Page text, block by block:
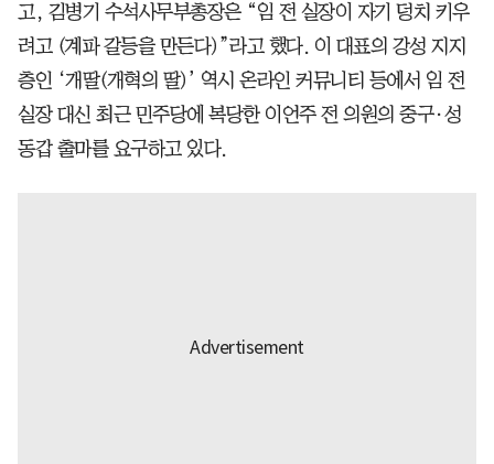
고, 김병기 수석사무부총장은 “임 전 실장이 자기 덩치 키우
려고 (계파 갈등을 만든다)”라고 했다. 이 대표의 강성 지지
층인 ‘개딸(개혁의 딸)’ 역시 온라인 커뮤니티 등에서 임 전
실장 대신 최근 민주당에 복당한 이언주 전 의원의 중구·성
동갑 출마를 요구하고 있다.